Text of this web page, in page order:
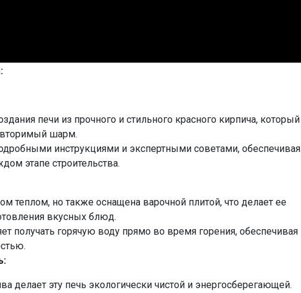
печи из прочного и стильного красного кирпича, который
шарм.
инструкциями и экспертными советами, обеспечивая
этапе строительства.
теплом, но также оснащена варочной плитой, что делает ее
вкусных блюд.
получать горячую воду прямо во время горения, обеспечивая
делает эту печь экологически чистой и энергосберегающей.